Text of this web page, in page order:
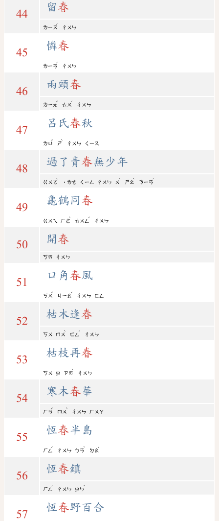
44
留春
ㄌㄧㄡ
ˊ
ㄔㄨㄣ
45
憐春
ㄌㄧㄢ
ˊ
ㄔㄨㄣ
46
兩頭春
ㄌㄧㄤ
ˇ
ㄊㄡ
ˊ
ㄔㄨㄣ
47
呂氏春秋
ㄌㄩ
ˇ
ㄕ
ˋ
ㄔㄨㄣ ㄑㄧㄡ
48
過了青春無少年
ㄍㄨㄛ
ˋ
˙ㄌㄜ ㄑㄧㄥ ㄔㄨㄣ ㄨ
ˊ
ㄕㄠ
ˋ
ㄋㄧㄢ
ˊ
49
龜鶴同春
ㄍㄨㄟ ㄏㄜ
ˋ
ㄊㄨㄥ
ˊ
ㄔㄨㄣ
50 開春
ㄎㄞ ㄔㄨㄣ
51
口角 春風
ㄎㄡ
ˇ
ㄐㄧㄠ
ˇ
ㄔㄨㄣ ㄈㄥ
52
枯木逢 春
ㄎㄨ ㄇㄨ
ˋ
ㄈㄥ
ˊ
ㄔㄨㄣ
53
枯枝再春
ㄎㄨ ㄓ ㄗㄞ
ˋ
ㄔㄨㄣ
54
寒木春華
ㄏㄢ
ˊ
ㄇㄨ
ˋ
ㄔㄨㄣ ㄏㄨㄚ
55
恆春半島
ㄏㄥ
ˊ
ㄔㄨㄣ ㄅㄢ
ˋ
ㄉㄠ
ˇ
56
恆春鎮
ㄏㄥ
ˊ
ㄔㄨㄣ ㄓㄣ
ˋ
57
恆春野百合